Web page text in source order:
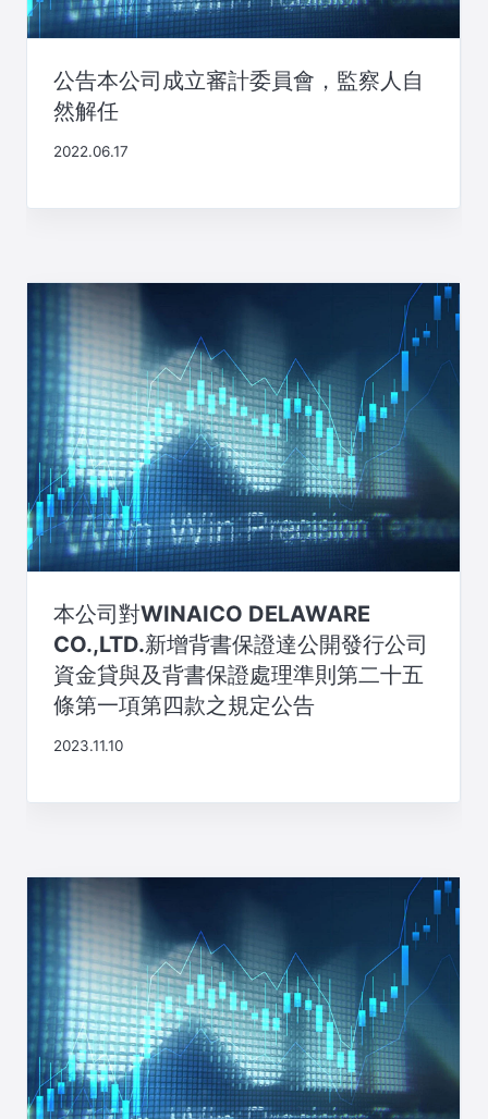
公告本公司成立審計委員會，監察人自
然解任
2022.06.17
本公司對WINAICO DELAWARE
CO.,LTD.新增背書保證達公開發行公司
資金貸與及背書保證處理準則第二十五
條第一項第四款之規定公告
2023.11.10